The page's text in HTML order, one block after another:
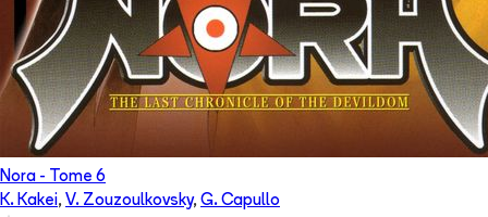
Nora - Tome 6
K. Kakei, V. Zouzoulkovsky, G. Capullo